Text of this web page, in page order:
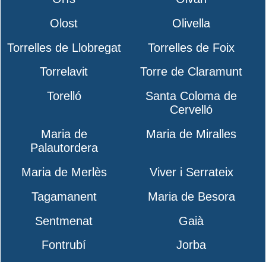
Olost
Olivella
Torrelles de Llobregat
Torrelles de Foix
Torrelavit
Torre de Claramunt
Torelló
Santa Coloma de
Cervelló
Maria de
Palautordera
Maria de Miralles
Maria de Merlès
Viver i Serrateix
Tagamanent
Maria de Besora
Sentmenat
Gaià
Fontrubí
Jorba